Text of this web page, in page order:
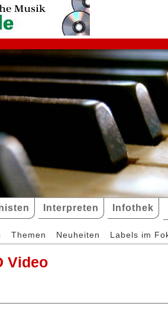
Interpreten Infothek
Themen Neuheiten Labels im
Video